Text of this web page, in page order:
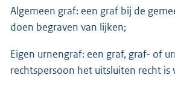
Algemeen graf: een graf bij de
doen begraven van lijken;
Eigen urnengraf: een graf, graf- of
rechtspersoon het uitsluiten recht is